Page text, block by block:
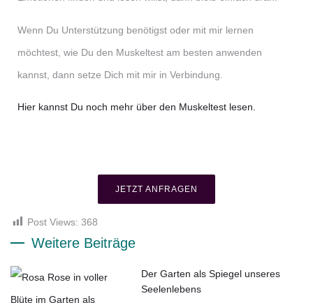
Wenn Du Unterstützung benötigst oder mit mir lernen
möchtest, wie Du den Muskeltest am besten anwenden
kannst, dann setze Dich mit mir in Verbindung.
Hier kannst Du noch mehr über den Muskeltest lesen.
JETZT ANFRAGEN
Post Views: 368
Weitere Beiträge
Der Garten als Spiegel unseres
Seelenlebens